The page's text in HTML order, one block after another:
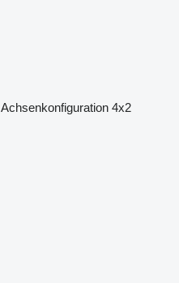
Achsenkonfiguration 4x2